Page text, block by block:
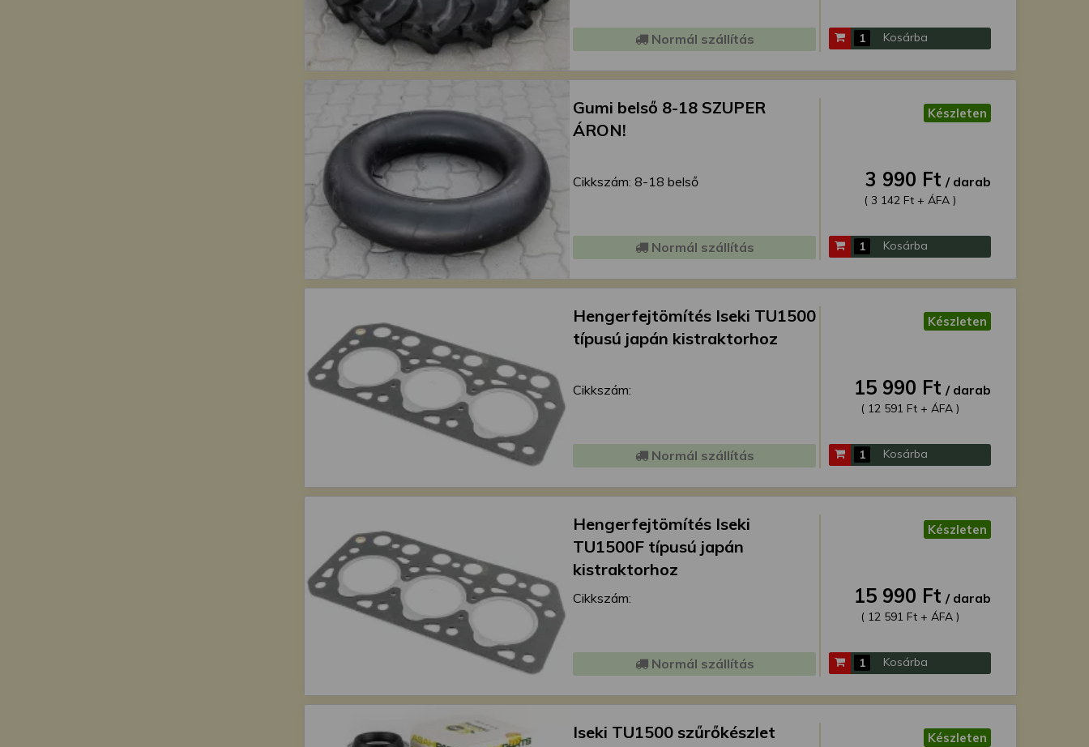
Normál szállítás Kosárba
Gumi belső 8-18 SZUPER
ÁRON!
Cikkszám: 8-18 belső
Normál szállítás
Készleten
3 990 Ft / darab
( 3 142 Ft + ÁFA )
Kosárba
Hengerfejtömítés Iseki TU1500
típusú japán kistraktorhoz
Cikkszám:
Normál szállítás
Készleten
15 990 Ft / darab
( 12 591 Ft + ÁFA )
Kosárba
Hengerfejtömítés Iseki
TU1500F típusú japán
kistraktorhoz
Cikkszám:
Normál szállítás
Készleten
15 990 Ft / darab
( 12 591 Ft + ÁFA )
Kosárba
Iseki TU1500 szűrőkészlet Készleten